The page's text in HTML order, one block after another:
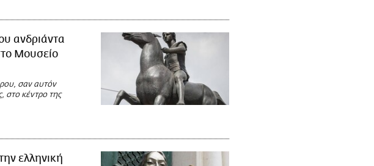
ανδριάντα
Μουσείο
σαν αυτόν
στο κέντρο της
ελληνική